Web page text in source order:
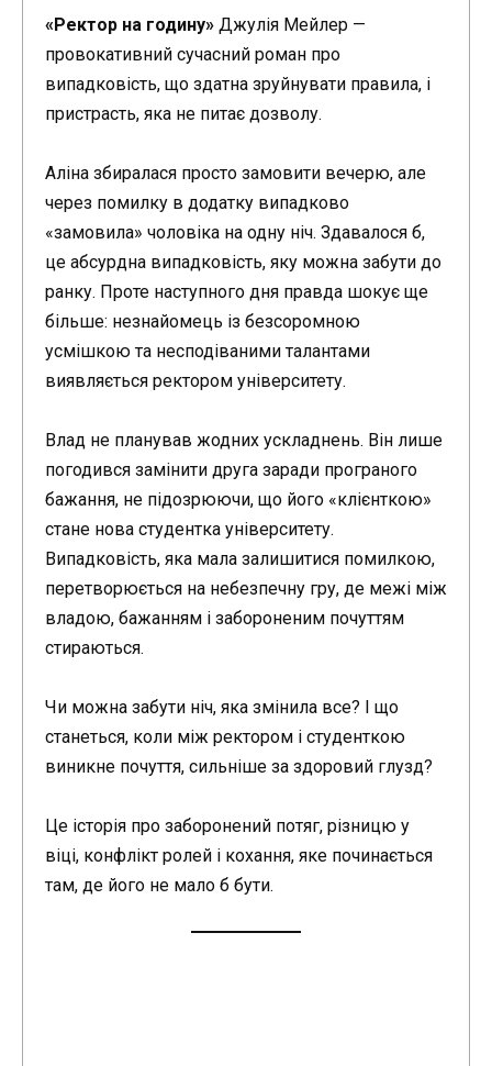
«Ректор на годину» Джулія Мейлер —
провокативний сучасний роман про
випадковість, що здатна зруйнувати правила, і
пристрасть, яка не питає дозволу.
Аліна збиралася просто замовити вечерю, але
через помилку в додатку випадково
«замовила» чоловіка на одну ніч. Здавалося б,
це абсурдна випадковість, яку можна забути до
ранку. Проте наступного дня правда шокує ще
більше: незнайомець із безсоромною
усмішкою та несподіваними талантами
виявляється ректором університету.
Влад не планував жодних ускладнень. Він лише
погодився замінити друга заради програного
бажання, не підозрюючи, що його «клієнткою»
стане нова студентка університету.
Випадковість, яка мала залишитися помилкою,
перетворюється на небезпечну гру, де межі між
владою, бажанням і забороненим почуттям
стираються.
Чи можна забути ніч, яка змінила все? І що
станеться, коли між ректором і студенткою
виникне почуття, сильніше за здоровий глузд?
Це історія про заборонений потяг, різницю у
віці, конфлікт ролей і кохання, яке починається
там, де його не мало б бути.